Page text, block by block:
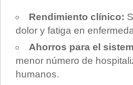
Rendimiento clínico:
dolor y fatiga en
Ahorros para el
menor número de
humanos.